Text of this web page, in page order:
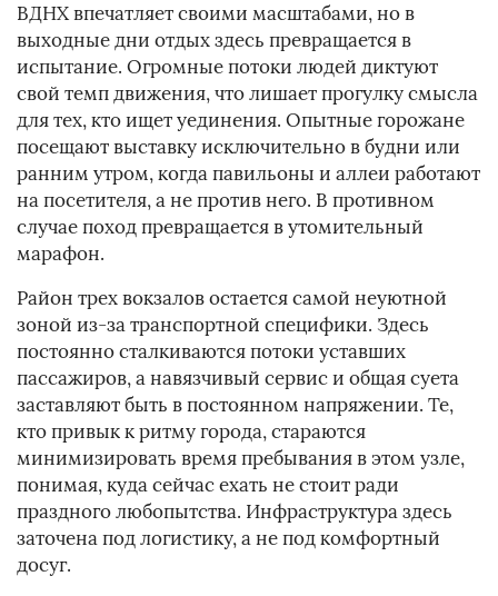
ВДНХ впечатляет своими масштабами, но в
выходные дни отдых здесь превращается в
испытание. Огромные потоки людей диктуют
свой темп движения, что лишает прогулку смысла
для тех, кто ищет уединения. Опытные горожане
посещают выставку исключительно в будни или
ранним утром, когда павильоны и аллеи работают
на посетителя, а не против него. В противном
случае поход превращается в утомительный
марафон.
Район трех вокзалов остается самой неуютной
зоной из-за транспортной специфики. Здесь
постоянно сталкиваются потоки уставших
пассажиров, а навязчивый сервис и общая суета
заставляют быть в постоянном напряжении. Те,
кто привык к ритму города, стараются
минимизировать время пребывания в этом узле,
понимая, куда сейчас ехать не стоит ради
праздного любопытства. Инфраструктура здесь
заточена под логистику, а не под комфортный
досуг.